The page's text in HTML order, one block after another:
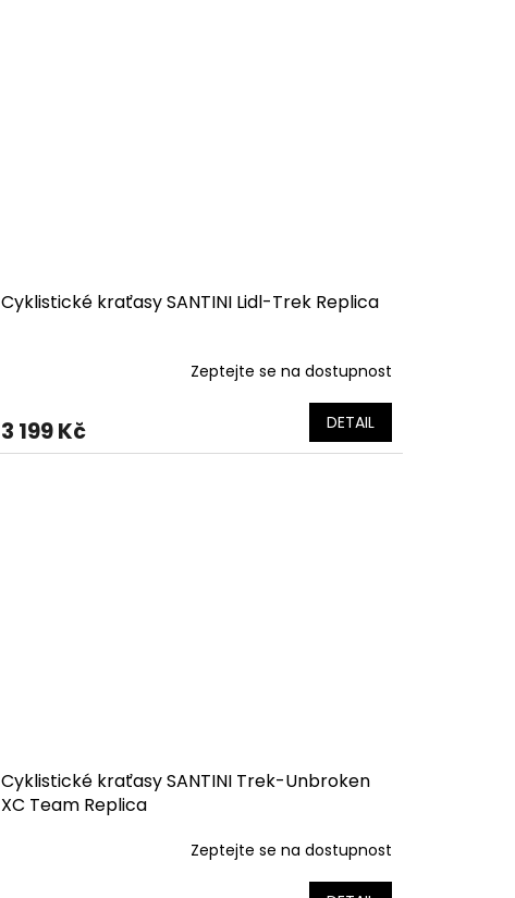
Cyklistické kraťasy SANTINI Lidl-Trek Replica
Zeptejte se na dostupnost
3 199 Kč DETAIL
Cyklistické kraťasy SANTINI Trek-Unbroken
XC Team Replica
Zeptejte se na dostupnost